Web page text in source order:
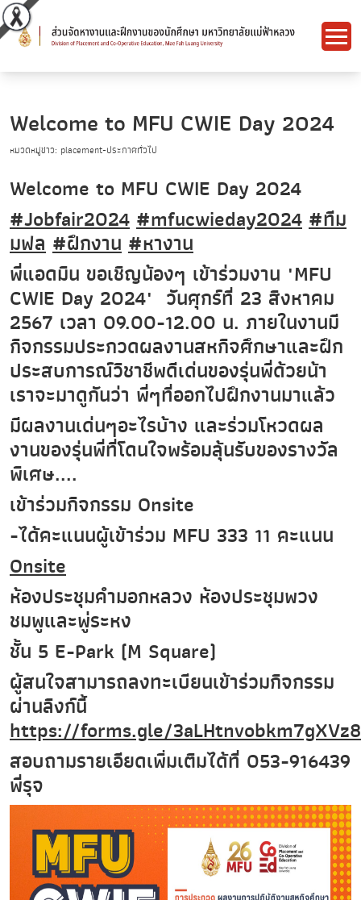
Welcome to MFU CWIE Day 2024
หมวดหมู่ข่าว: placement-ประกาศทั่วไป
Welcome to MFU CWIE Day 2024
#Jobfair2024 #mfucwieday2024 #ทีม
มฟล #ฝึกงาน #หางาน
พี่แอดมิน ขอเชิญน้องๆ เข้าร่วมงาน "MFU
CWIE Day 2024" วันศุกร์ที่ 23 สิงหาคม
2567 เวลา 09.00-12.00 น. ภายในงานมี
กิจกรรมประกวดผลงานสหกิจศึกษาและฝึก
ประสบการณ์วิชาชีพดีเด่นของรุ่นพี่ด้วยน้า
เราจะมาดูกันว่า พี่ๆที่ออกไปฝึกงานมาแล้ว
มีผลงานเด่นๆอะไรบ้าง และร่วมโหวดผล
งานของรุ่นพี่ที่โดนใจพร้อมลุ้นรับของรางวัล
พิเศษ....
เข้าร่วมกิจกรรม Onsite
-ได้คะแนนผู้เข้าร่วม MFU 333 11 คะแนน
Onsite
ห้องประชุมคำมอกหลวง ห้องประชุมพวง
ชมพูและพู่ระหง
ชั้น 5 E-Park (M Square)
ผู้สนใจสามารถลงทะเบียนเข้าร่วมกิจกรรม
ผ่านลิงก์นี้
https://forms.gle/3aLHtnvobkm7gXVz8
สอบถามรายเอียดเพิ่มเติมได้ที่ 053-916439
พี่รุจ